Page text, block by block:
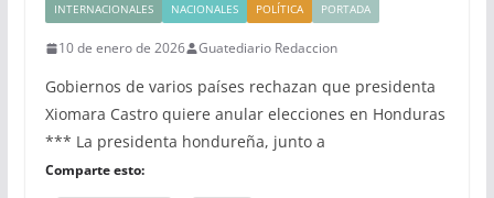
INTERNACIONALES NACIONALES POLÍTICA PORTADA
10 de enero de 2026 Guatediario Redaccion
Gobiernos de varios países rechazan que presidenta
Xiomara Castro quiere anular elecciones en Honduras
*** La presidenta hondureña, junto a
Comparte esto: